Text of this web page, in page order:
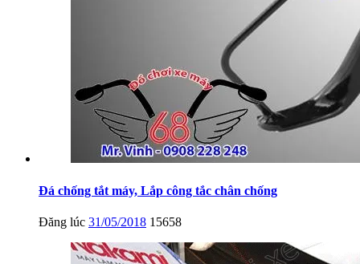
Đá chống tắt máy, Lắp công tắc chân chống
Đăng lúc 31/05/2018 15658